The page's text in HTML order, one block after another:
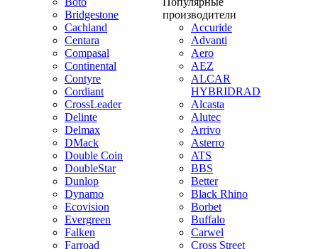
Bridgestone
Cachland
Centara
Compasal
Continental
Contyre
Cordiant
CrossLeader
Delinte
Delmax
DMack
Double Coin
DoubleStar
Dunlop
Dynamo
Ecovision
Evergreen
Falken
Farroad
производители
Accuride
Advanti
Aero
AEZ
ALCAR
HYBRIDRAD
Alcasta
Alutec
Arrivo
Asterro
ATS
BBS
Better
Black Rhino
Borbet
Buffalo
Carwel
Cross Street